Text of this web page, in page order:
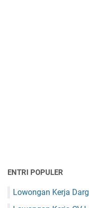
ENTRI POPULER
Lowongan Kerja